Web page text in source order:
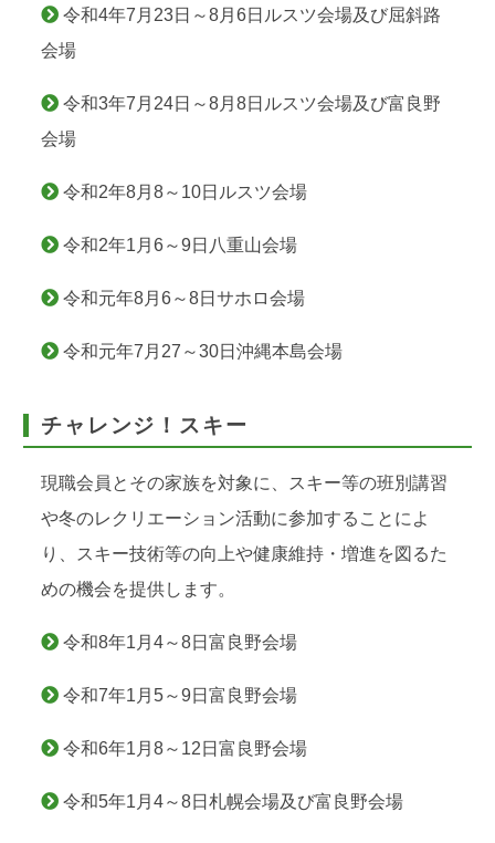
令和4年7月23日～8月6日ルスツ会場及び屈斜路
会場
令和3年7月24日～8月8日ルスツ会場及び富良野
会場
令和2年8月8～10日ルスツ会場
令和2年1月6～9日八重山会場
令和元年8月6～8日サホロ会場
令和元年7月27～30日沖縄本島会場
チャレンジ！スキー
現職会員とその家族を対象に、スキー等の班別講習
や冬のレクリエーション活動に参加することによ
り、スキー技術等の向上や健康維持・増進を図るた
めの機会を提供します。
令和8年1月4～8日富良野会場
令和7年1月5～9日富良野会場
令和6年1月8～12日富良野会場
令和5年1月4～8日札幌会場及び富良野会場